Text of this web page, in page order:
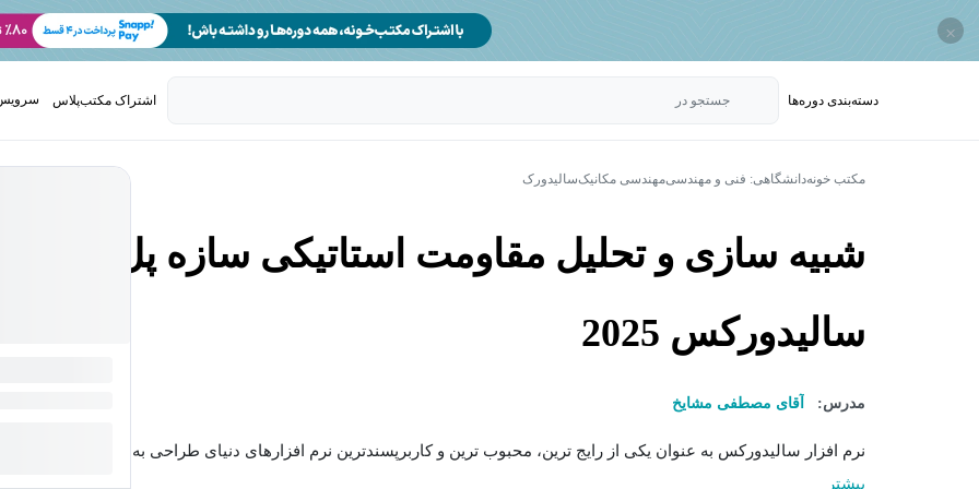
×
دسته‌بندی‌ دوره‌ها جستجو در اشتراک مکتب‌پلاس
مکتب خونهدانشگاهی: فنی و مهندسیمهندسی مکانیکسالیدورک
شبیه سازی و تحلیل مقاومت استاتیکی سازه پل با
سالیدورکس 2025
مدرس: آقای مصطفی مشایخ
نرم افزار سالیدورکس به عنوان یکی از رایج ترین، محبوب ترین و کاربرپسندترین نرم افزارهای دنیای طراحی به...
بیشتر